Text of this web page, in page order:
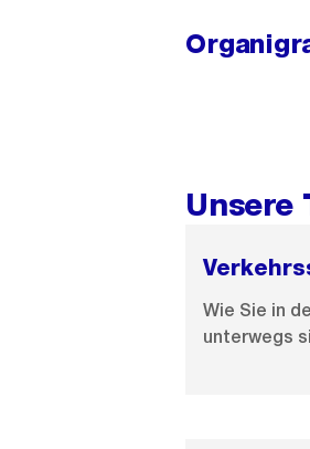
Unsere
Wie Sie in
unterwegs